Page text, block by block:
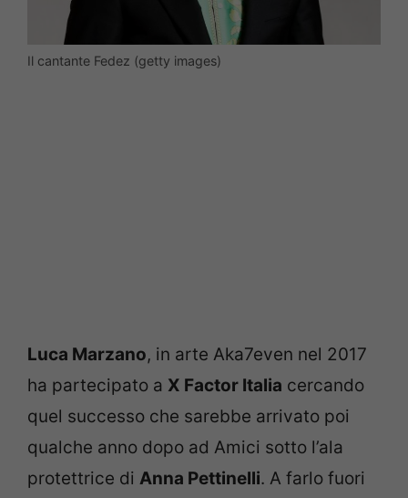
Il cantante Fedez (getty images)
Luca Marzano, in arte Aka7even nel 2017
ha partecipato a X Factor Italia cercando
quel successo che sarebbe arrivato poi
qualche anno dopo ad Amici sotto l’ala
protettrice di Anna Pettinelli. A farlo fuori